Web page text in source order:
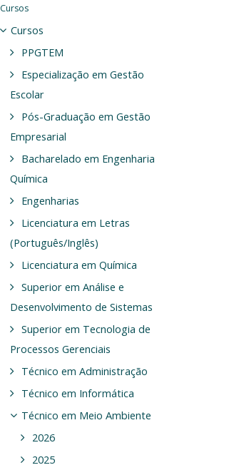
Cursos
Cursos
PPGTEM
Especialização em Gestão
Escolar
Pós-Graduação em Gestão
Empresarial
Bacharelado em Engenharia
Química
Engenharias
Licenciatura em Letras
(Português/Inglês)
Licenciatura em Química
Superior em Análise e
Desenvolvimento de Sistemas
Superior em Tecnologia de
Processos Gerenciais
Técnico em Administração
Técnico em Informática
Técnico em Meio Ambiente
2026
2025